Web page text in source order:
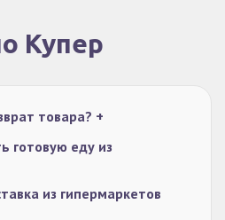
Купер
товара? +
готовую еду из
из гипермаркетов